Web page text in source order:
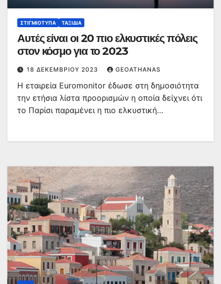
ΣΤΙΓΜΙΌΤΥΠΑ ΤΑΞΊΔΙΑ
Αυτές είναι οι 20 πιο ελκυστικές πόλεις
στον κόσμο για το 2023
18 ΔΕΚΕΜΒΡΊΟΥ 2023 GEOATHANAS
Η εταιρεία Euromonitor έδωσε στη δημοσιότητα
την ετήσια λίστα προορισμών η οποία δείχνει ότι
το Παρίσι παραμένει η πιο ελκυστική…